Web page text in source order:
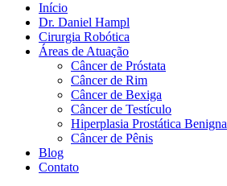
Início
Dr. Daniel Hampl
Cirurgia Robótica
Áreas de Atuação
Câncer de Próstata
Câncer de Rim
Câncer de Bexiga
Câncer de Testículo
Hiperplasia Prostática Benigna
Câncer de Pênis
Blog
Contato